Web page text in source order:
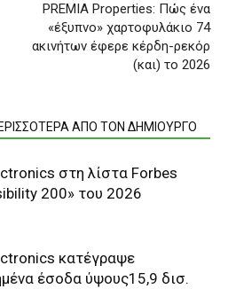
PREMIA Properties: Πώς ένα
«έξυπνο» χαρτοφυλάκιο 74
ακινήτων έφερε κέρδη-ρεκόρ
(και) το 2026
ΑΠΟ ΤΟΝ ΔΗΜΙΟΥΡΓΟ
στη λίστα Forbes
200» του 2026
κατέγραψε
έσοδα ύψους15,9 δισ.